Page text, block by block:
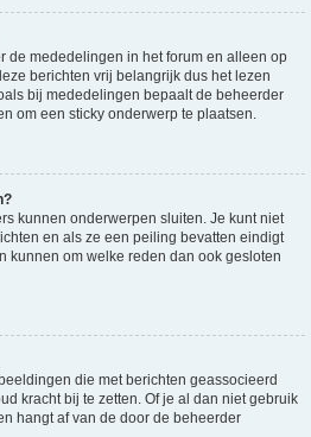
de mededelingen in het forum en alleen op
berichten vrij belangrijk dus het lezen
bij mededelingen bepaalt de beheerder
om een sticky onderwerp te plaatsen.
kunnen onderwerpen sluiten. Je kunt niet
en als ze een peiling bevatten eindigt
kunnen om welke reden dan ook gesloten
die met berichten geassocieerd
kracht bij te zetten. Of je al dan niet gebruik
hangt af van de door de beheerder